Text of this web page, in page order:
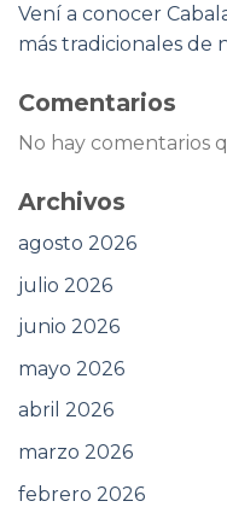
Vení a conocer
más tradicionales de
Comentarios
No hay comentarios
Archivos
agosto 2026
julio 2026
junio 2026
mayo 2026
abril 2026
marzo 2026
febrero 2026